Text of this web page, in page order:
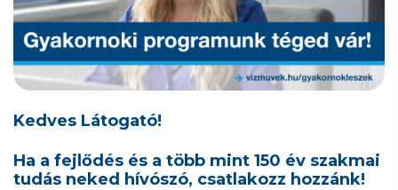
Kedves Látogató!
Ha a fejlődés és a több mint 150 év szakmai
tudás neked hívószó, csatlakozz hozzánk!